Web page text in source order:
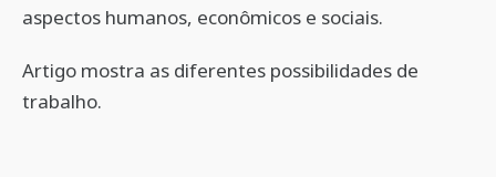
aspectos humanos, econômicos e sociais.
Artigo mostra as diferentes possibilidades de
trabalho.